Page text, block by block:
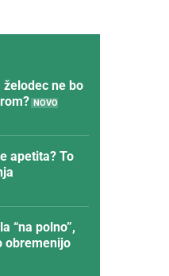
želodec ne bo
apetita? To
“na polno”,
obremenijo